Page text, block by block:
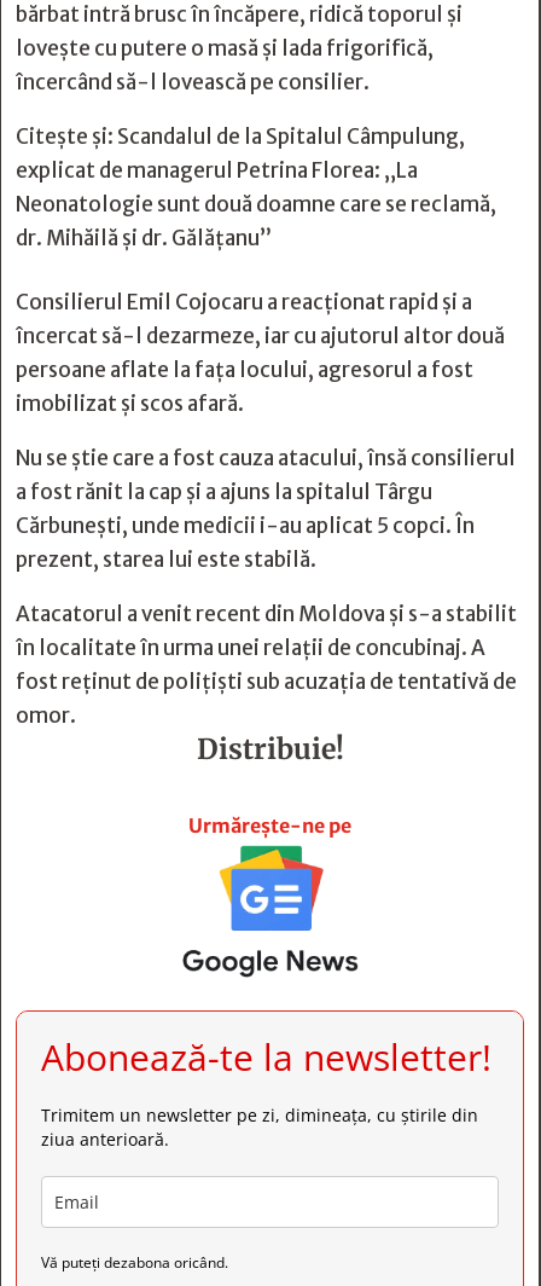
bărbat intră brusc în încăpere, ridică toporul și
lovește cu putere o masă și lada frigorifică,
încercând să-l lovească pe consilier.
Citește și: Scandalul de la Spitalul Câmpulung,
explicat de managerul Petrina Florea: „La
Neonatologie sunt două doamne care se reclamă,
dr. Mihăilă şi dr. Gălăţanu”
Consilierul Emil Cojocaru a reacționat rapid și a
încercat să-l dezarmeze, iar cu ajutorul altor două
persoane aflate la fața locului, agresorul a fost
imobilizat și scos afară.
Nu se știe care a fost cauza atacului, însă consilierul
a fost rănit la cap și a ajuns la spitalul Târgu
Cărbunești, unde medicii i-au aplicat 5 copci. În
prezent, starea lui este stabilă.
Atacatorul a venit recent din Moldova și s-a stabilit
în localitate în urma unei relații de concubinaj. A
fost reținut de polițiști sub acuzația de tentativă de
omor.
Distribuie!
Urmărește-ne pe
Abonează-te la newsletter!
Trimitem un newsletter pe zi, dimineața, cu știrile din
ziua anterioară.
Vă puteți dezabona oricând.